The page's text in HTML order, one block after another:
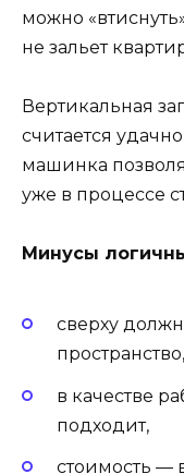
можно
не зальет
Вертикальная
считается
машинка
уже в процессе
Минусы
сверху
пространство,
в качестве
подходит,
стоимость —